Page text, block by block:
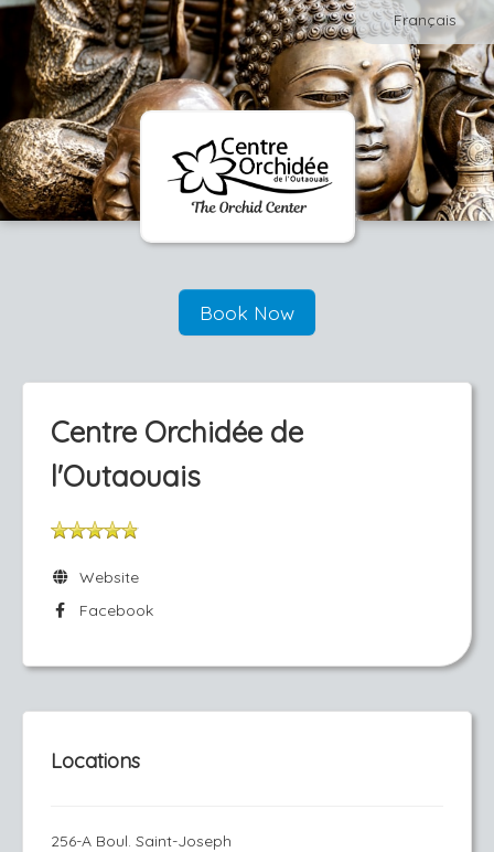
Français
Book Now
Centre Orchidée de
l'Outaouais
Website
Facebook
Locations
256-A Boul. Saint-Joseph